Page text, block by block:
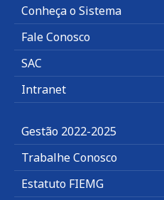
Conheça o Sistema
Fale Conosco
SAC
Intranet
Gestão 2022-2025
Trabalhe Conosco
Estatuto FIEMG